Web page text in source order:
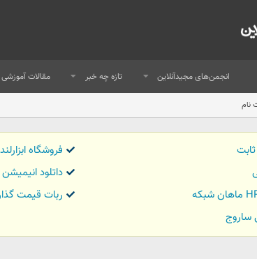
انجمن‌های مجیدآنلاین تازه چه خبر مقالات آموزشی
نام
فروشگاه ابزارلند
داتلود انیمیشن
ربات قیمت